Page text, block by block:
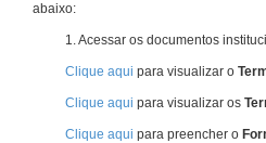
abaixo:
1. Acessar os documentos
Clique aqui para visualizar o
Clique aqui para visualizar os
Clique aqui para preencher o